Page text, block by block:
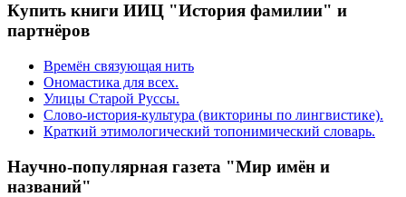
Купить книги ИИЦ "История фамилии" и
партнёров
Времён связующая нить
Ономастика для всех.
Улицы Старой Руссы.
Слово-история-культура (викторины по лингвистике).
Краткий этимологический топонимический словарь.
Научно-популярная газета "Мир имён и
названий"